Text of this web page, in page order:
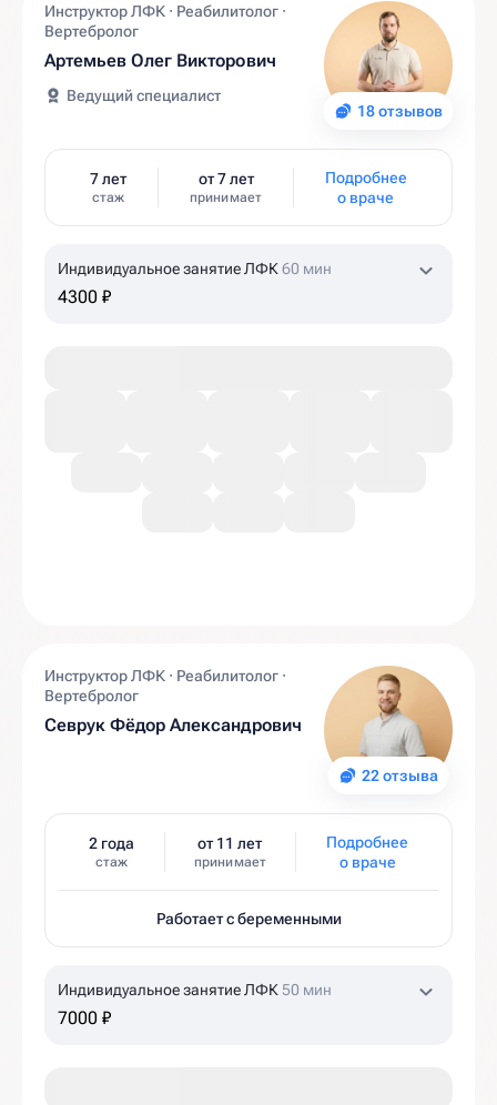
18 отзывов
Инструктор ЛФК · Реабилитолог ·
Вертебролог
Артемьев Олег Викторович
Ведущий специалист
7 лет
стаж
от 7 лет
принимает
Подробнее
о враче
Индивидуальное занятие ЛФК60 мин
4300 ₽
22 отзыва
Инструктор ЛФК · Реабилитолог ·
Вертебролог
Севрук Фёдор Александрович
2 года
стаж
от 11 лет
принимает
Подробнее
о враче
Работает с беременными
Индивидуальное занятие ЛФК 50 мин
7000 ₽